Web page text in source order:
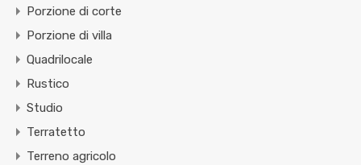
Porzione di corte
Porzione di villa
Quadrilocale
Rustico
Studio
Terratetto
Terreno agricolo